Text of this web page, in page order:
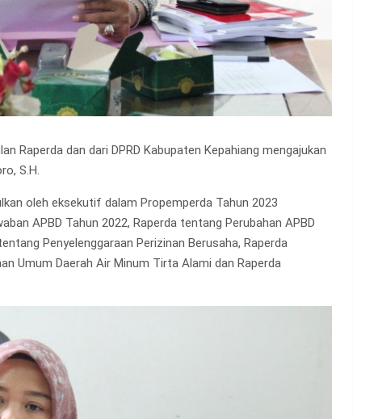
Raperda dan dari DPRD Kabupaten Kepahiang mengajukan
S.H.
oleh eksekutif dalam Propemperda Tahun 2023
APBD Tahun 2022, Raperda tentang Perubahan APBD
Penyelenggaraan Perizinan Berusaha, Raperda
Umum Daerah Air Minum Tirta Alami dan Raperda